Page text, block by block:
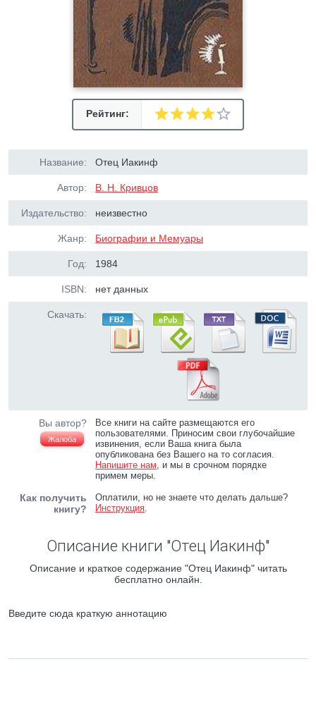
Рейтинг:
Название: Отец Иакинф
Автор: В. Н. Кривцов
Издательство: неизвестно
Жанр: Биографии и Мемуары
Год: 1984
ISBN: нет данных
Скачать:
Вы автор?
Жалоба
Все книги на сайте размещаются его
пользователями. Приносим свои глубочайшие
извинения, если Ваша книга была
опубликована без Вашего на то согласия.
Напишите нам, и мы в срочном порядке
примем меры.
Как получить
книгу?
Оплатили, но не знаете что делать дальше?
Инструкция.
Описание книги "Отец Иакинф"
Описание и краткое содержание "Отец Иакинф" читать
бесплатно онлайн.
Введите сюда краткую аннотацию